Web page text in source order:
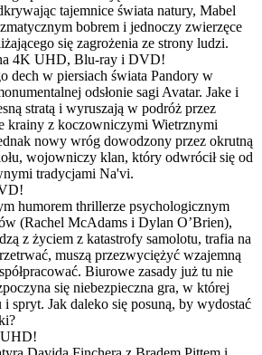
tajemnice świata natury, Mabel
bobrem i jednoczy zwierzęce
się zagrożenia ze strony ludzi.
4K UHD, Blu-ray i DVD!
dech w piersiach świata Pandory w
odsłonie sagi Avatar. Jake i
stratą i wyruszają w podróż przez
krainy z koczowniczymi Wietrznymi
nowy wróg dowodzony przez okrutną
wojowniczy klan, który odwrócił się od
tradycjami Na'vi.
humorem thrillerze psychologicznym
(Rachel McAdams i Dylan O’Brien),
z życiem z katastrofy samolotu, trafia na
muszą przezwyciężyć wzajemną
Biurowe zasady już tu nie
się niebezpieczna gra, w której
i spryt. Jak daleko się posuną, by wydostać
UHD!